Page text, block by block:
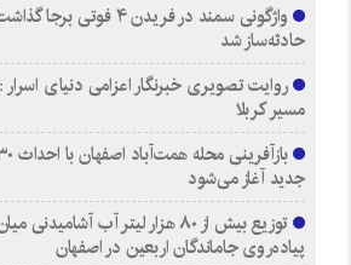
واژگونی سمند در فریدن ۴
حادثه‌ساز شد
روایت تصویری خبرنگار اعزامی دنیای
مسیر کربلا
جدید آغاز می‌شود
توزیع بیش از ۸۰ هزار لیتر آب
پیاده‌روی جاماندگان اربعین در اصفهان